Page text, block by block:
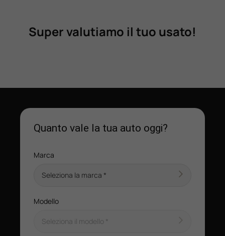
Super valutiamo il tuo usato!
Quanto vale la tua auto oggi?
Marca
Modello